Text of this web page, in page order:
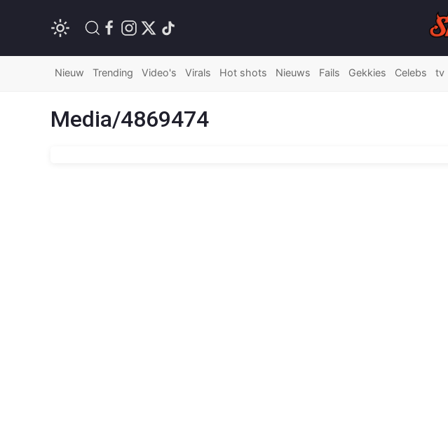
Nieuw Trending Video's Virals Hot shots Nieuws Fails Gekkies Celebs tv
Media/4869474